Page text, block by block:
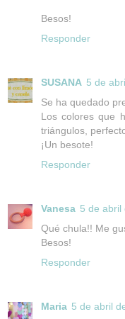
Besos!
Responder
SUSANA 5 de
Se ha quedado
Los colores que
triángulos,
¡Un besote!
Responder
Vanesa 5 de abril
Qué chula!! Me
Besos!
Responder
Maria 5 de abril